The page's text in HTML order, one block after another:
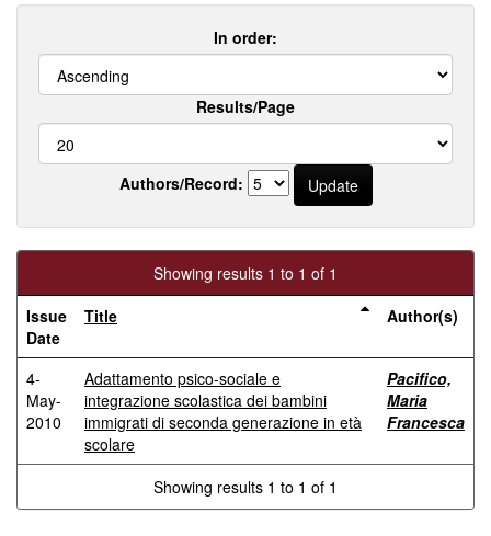
In order:
Results/Page
Authors/Record:
Showing results 1 to 1 of 1
Issue
Date
Title Author(s)
4-
May-
2010
Adattamento psico-sociale e
integrazione scolastica dei bambini
immigrati di seconda generazione in età
scolare
Pacifico,
Maria
Francesca
Showing results 1 to 1 of 1